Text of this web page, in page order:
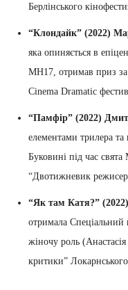
Берлінського
“Клондайк” (2022)
яка опиняється в
MH17, отримав приз
Cinema Dramatic
“Памфір” (2022)
елементами трилера та
Буковині під час
“Двотижневик
“Як там Катя?”
отримала
жіночу роль
критики”